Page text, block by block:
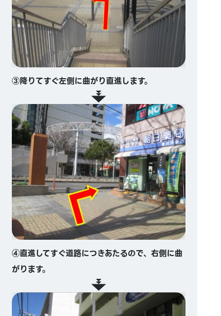
③降りてすぐ左側に曲がり直進します。
④直進してすぐ道路につきあたるので、右側に曲
がります。